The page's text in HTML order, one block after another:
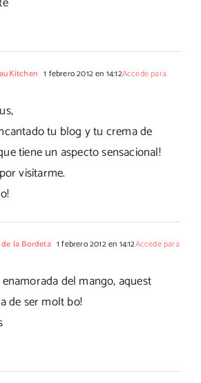
1 febrero 2012 en 14:12Accede para
tu blog y tu crema de
tiene un aspecto sensacional!
visitarme.
la Bordeta 1 febrero 2012 en 14:12Accede para
del mango, aquest
de ser molt bo!